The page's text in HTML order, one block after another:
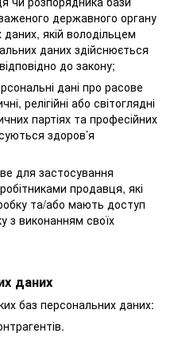
державного органу
якій володільцем
даних здійснюється
до закону;
дані про расове
релігійні або світоглядні
партіях та професійних
здоров’я
для застосування
продавця, які
та/або мають доступ
з виконанням своїх
даних
баз персональних даних: